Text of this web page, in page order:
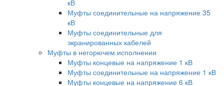
кВ
Муфты соединительные на напряжение 35
кВ
Муфты соединительные для
экранированных кабелей
Муфты в негорючем исполнении
Муфты концевые на напряжение 1 кВ
Муфты соединительные на напряжение 1 кВ
Муфты концевые на напряжение 6 кВ